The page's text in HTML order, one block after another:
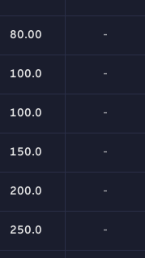
80.00 -
100.0 -
100.0 -
150.0 -
200.0 -
250.0 -